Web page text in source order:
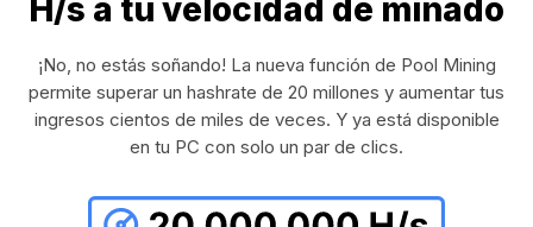
H/s a tu velocidad de minado
¡No, no estás soñando! La nueva función de Pool Mining
permite superar un hashrate de 20 millones y aumentar tus
ingresos cientos de miles de veces. Y ya está disponible
en tu PC con solo un par de clics.